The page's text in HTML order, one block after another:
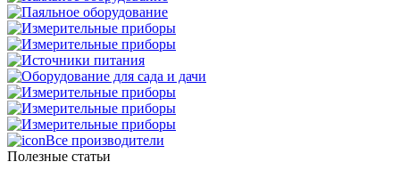
Все производители
Полезные статьи